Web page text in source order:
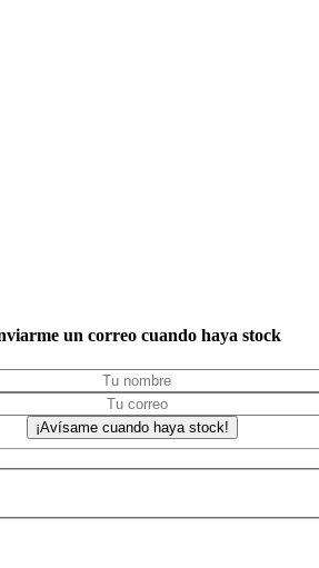
un correo cuando haya stock
¡Avísame cuando haya stock!